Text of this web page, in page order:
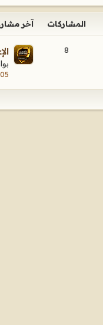
المشاركات آخر
8